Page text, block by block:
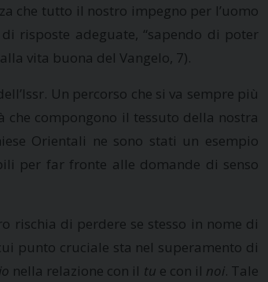
che tutto il nostro impegno per l’uomo
risposte adeguate, “sapendo di poter
vita buona del Vangelo, 7).
Un percorso che si va sempre più
compongono il tessuto della nostra
Orientali ne sono stati un esempio
per far fronte alle domande di senso
rischia di perdere se stesso in nome di
punto cruciale sta nel superamento di
io nella relazione con il tu e con il noi. Tale